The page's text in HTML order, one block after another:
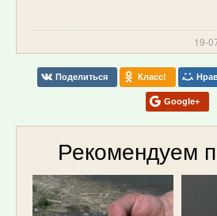
19-
Поделиться Класс!
Google+
Рекомендуем